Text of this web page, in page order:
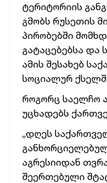
ტერიტორიის
გმობს რუსეთის
პირობებში
გატაცებებსა და
ამის შესახებ
სოციალურ
როგორც საელჩო
უცხადებს
„დღეს
აგრესიიდან
შეერთებული